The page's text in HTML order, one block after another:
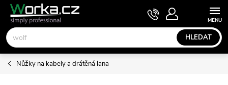
Přejít
obsah
HLEDAT
NÁKUPNÍ
KOŠÍK
Nůžky na kabely a drátěná lana